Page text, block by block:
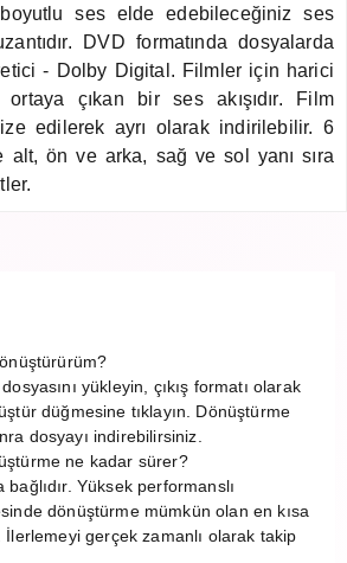
ses elde edebileceğiniz ses
DVD formatında dosyalarda
- Dolby Digital. Filmler için harici
çıkan bir ses akışıdır. Film
edilerek ayrı olarak indirilebilir. 6
alt, ön ve arka, sağ ve sol yanı sıra
yükleyin, çıkış formatı olarak
düğmesine tıklayın. Dönüştürme
dosyayı indirebilirsiniz.
ne kadar sürer?
bağlıdır. Yüksek performanslı
dönüştürme mümkün olan en kısa
İlerlemeyi gerçek zamanlı olarak takip